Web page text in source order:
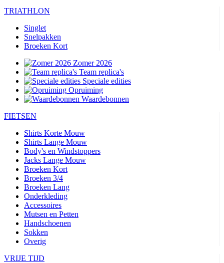
TRIATHLON
Singlet
Snelpakken
Broeken Kort
Zomer 2026
Team replica's
Speciale edities
Opruiming
Waardebonnen
FIETSEN
Shirts Korte Mouw
Shirts Lange Mouw
Body's en Windstoppers
Jacks Lange Mouw
Broeken Kort
Broeken 3/4
Broeken Lang
Onderkleding
Accessoires
Mutsen en Petten
Handschoenen
Sokken
Overig
VRIJE TIJD